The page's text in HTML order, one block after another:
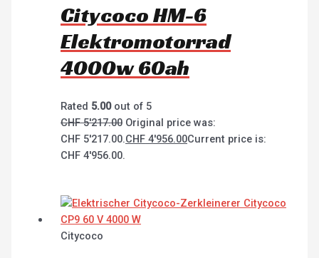
Citycoco HM-6
Elektromotorrad
4000w 60ah
Rated 5.00out of 5
CHF5'217.00 Original price was:
CHF 5'217.00.CHF 4'956.00Current price is:
CHF 4'956.00.
Citycoco